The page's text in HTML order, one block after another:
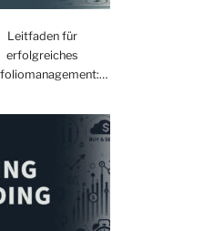
Leitfaden für
erfolgreiches